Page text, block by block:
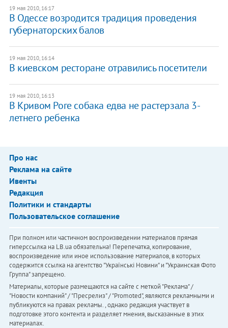
19 мая 2010, 16:17
В Одессе возродится традиция проведения
губернаторских балов
19 мая 2010, 16:14
В киевском ресторане отравились посетители
19 мая 2010, 16:13
В Кривом Роге собака едва не растерзала 3-
летнего ребенка
Про нас
Реклама на сайте
Ивенты
Редакция
Политики и стандарты
Пользовательское соглашение
При полном или частичном воспроизведении материалов прямая
гиперссылка на LB.ua обязательна! Перепечатка, копирование,
воспроизведение или иное использование материалов, в которых
содержится ссылка на агентство "Українськi Новини" и "Украинская Фото
Группа" запрещено.
Материалы, которые размещаются на сайте с меткой "Реклама" /
"Новости компаний" / "Пресрелиз" / "Promoted", являются рекламными и
публикуются на правах рекламы. , однако редакция участвует в
подготовке этого контента и разделяет мнения, высказанные в этих
материалах.